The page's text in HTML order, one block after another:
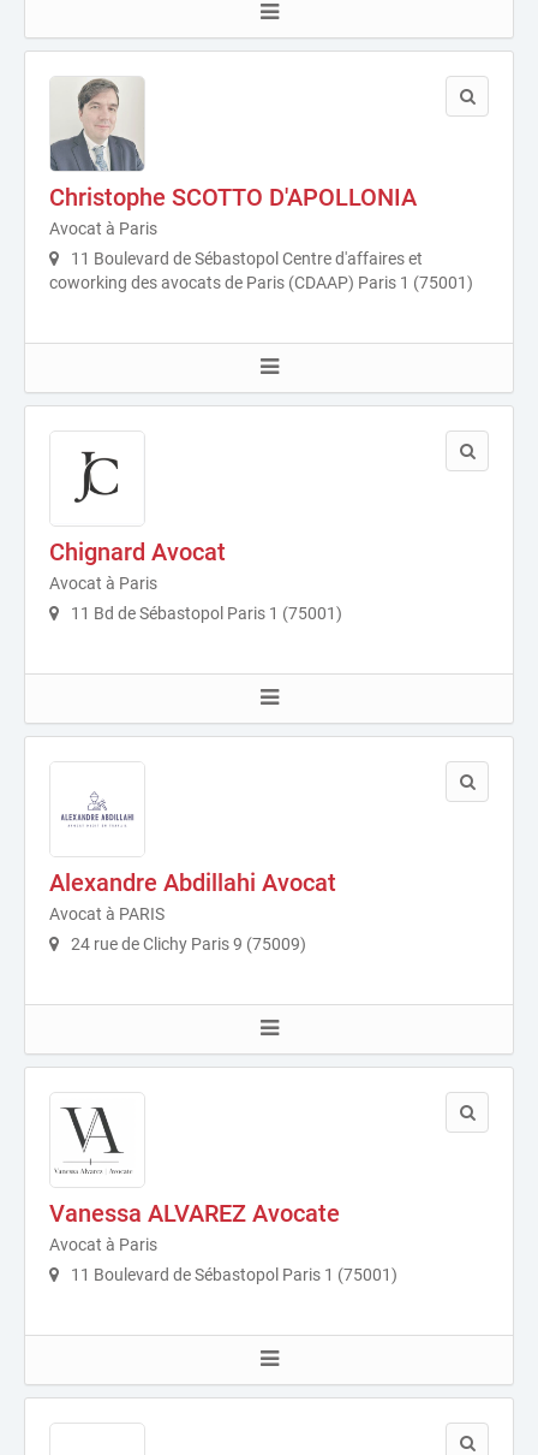
Christophe SCOTTO D'APOLLONIA
Avocat à Paris
11 Boulevard de Sébastopol Centre d'affaires et
coworking des avocats de Paris (CDAAP) Paris 1 (75001)
Chignard Avocat
Avocat à Paris
11 Bd de Sébastopol Paris 1 (75001)
Alexandre Abdillahi Avocat
Avocat à PARIS
24 rue de Clichy Paris 9 (75009)
Vanessa ALVAREZ Avocate
Avocat à Paris
11 Boulevard de Sébastopol Paris 1 (75001)